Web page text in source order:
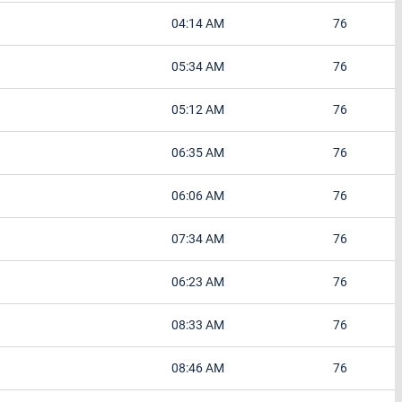
04:14 AM 76
05:34 AM 76
05:12 AM 76
06:35 AM 76
06:06 AM 76
07:34 AM 76
06:23 AM 76
08:33 AM 76
08:46 AM 76